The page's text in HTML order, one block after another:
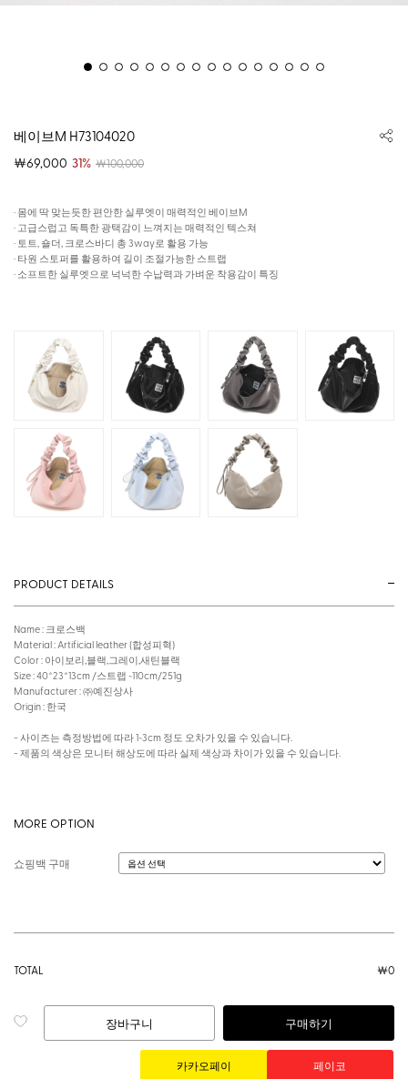
베이브M H73104020
￦69,000 31% ￦100,000
· 몸에 딱 맞는듯한 편안한 실루엣이 매력적인 베이브M
· 고급스럽고 독특한 광택감이 느껴지는 매력적인 텍스쳐
· 토트, 숄더, 크로스바디 총 3way로 활용 가능
· 타원 스토퍼를 활용하여 길이 조절가능한 스트랩
· 소프트한 실루엣으로 넉넉한 수납력과 가벼운 착용감이 특징
PRODUCT DETAILS
Name : 크로스백
Material : Artificial leather (합성피혁)
Color : 아이보리,블랙,그레이,새틴블랙
Size : 40*23*13cm /스트랩 ~110cm/251g
Manufacturer : ㈜예진상사
Origin : 한국
- 사이즈는 측정방법에 따라 1~3cm 정도 오차가 있을 수 있습니다.
- 제품의 색상은 모니터 해상도에 따라 실제 색상과 차이가 있을 수 있습니다.
MORE OPTION
쇼핑백 구매
TOTAL ￦0
장바구니 구매하기